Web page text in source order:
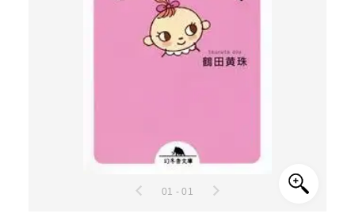
01 - 01